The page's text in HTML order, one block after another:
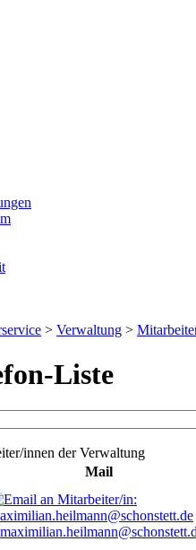
> Verwaltung >
Liste
innen der Verwaltung
Mail